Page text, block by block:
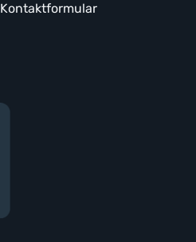
Kontaktformular